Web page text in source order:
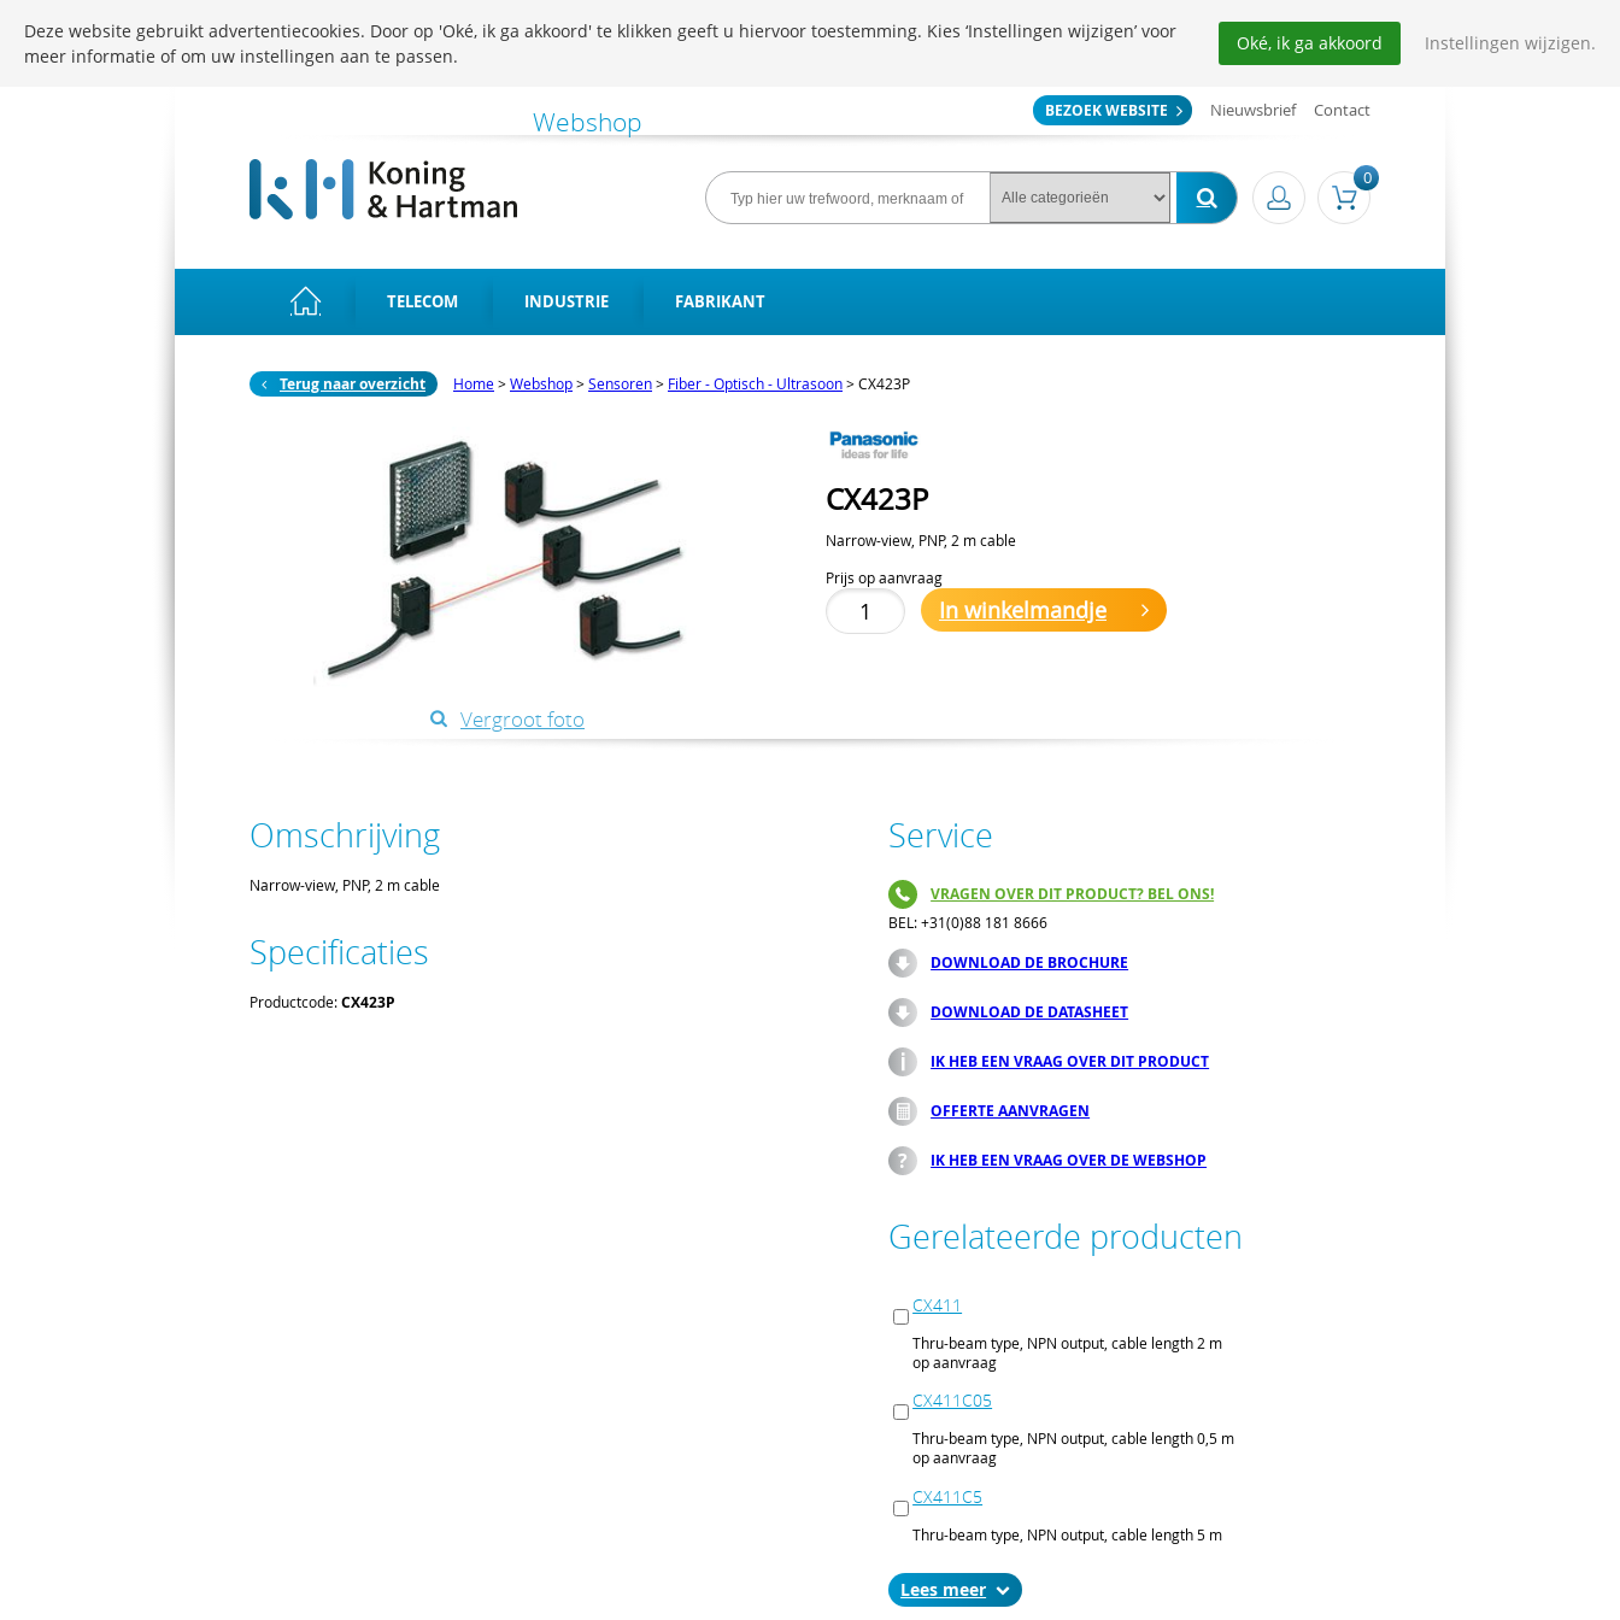
BEZOEK WEBSITE Nieuwsbrief Contact
0
TELECOM INDUSTRIE FABRIKANT
Terug naar overzicht Home>Webshop>Sensoren> Fiber - Optisch - Ultrasoon>CX423P
Vergroot foto
CX423P
Narrow-view, PNP, 2 m cable
Prijs op aanvraag
In winkelmandje
Omschrijving
Narrow-view, PNP, 2 m cable
Specificaties
Productcode:CX423P
Service
VRAGEN OVER DIT PRODUCT? BEL ONS!
BEL: +31(0)88 181 8666
DOWNLOAD DE BROCHURE
DOWNLOAD DE DATASHEET
IK HEB EEN VRAAG OVER DIT PRODUCT
OFFERTE AANVRAGEN
IK HEB EEN VRAAG OVER DE WEBSHOP
Gerelateerde producten
CX411
Thru-beam type, NPN output, cable length 2 m
op aanvraag
CX411C05
Thru-beam type, NPN output, cable length 0,5 m
op aanvraag
CX411C5
Thru-beam type, NPN output, cable length 5 m
CX411J
Lees
Deze website gebruikt advertentiecookies. Door op 'Oké, ik ga akkoord' te klikken geeft u hiervoor toestemming. Kies ‘Instellingen wijzigen’ voor
meer informatie of om uw instellingen aan te passen.
Oké, ik ga akkoord Instellingen wijzigen.